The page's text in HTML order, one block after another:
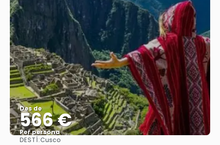
Des de
566 €
Per persona
DESTÍ:Cusco